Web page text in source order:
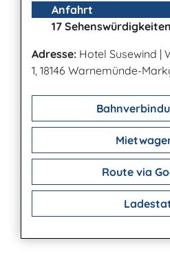
Anfahrt
17
Adresse: Hotel Susewind |
1, 18146 Warnemünde-
Route via